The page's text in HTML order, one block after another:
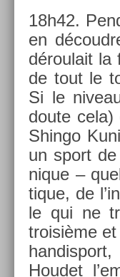
18h42.
en
déroulait la
de tout le
Si le
doute
Shin­go
un sport
nique –
tique, de
le qui ne
troisiè­me
Houdet